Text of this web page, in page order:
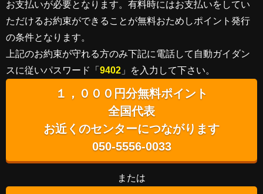
お支払いが必要となります。有料時にはお支払いをしてい
ただけるお約束ができることが無料おためしポイント発行
の条件となります。
上記のお約束が守れる方のみ下記に電話して自動ガイダン
スに従いパスワード「 9402 」を入力して下さい。
１，０００円分無料ポイント
全国代表
お近くのセンターにつながります
050-5556-0033
または